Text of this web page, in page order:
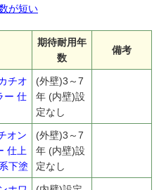
が短い
期待耐用年
数
備考
チオ
ー 仕
(外壁)3～7
年 (内壁)設
定なし
オン
仕上
下塗
(外壁)3～7
年 (内壁)設
定なし